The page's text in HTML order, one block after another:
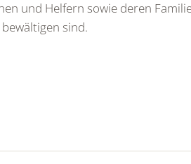
und Helfern sowie deren
sind.